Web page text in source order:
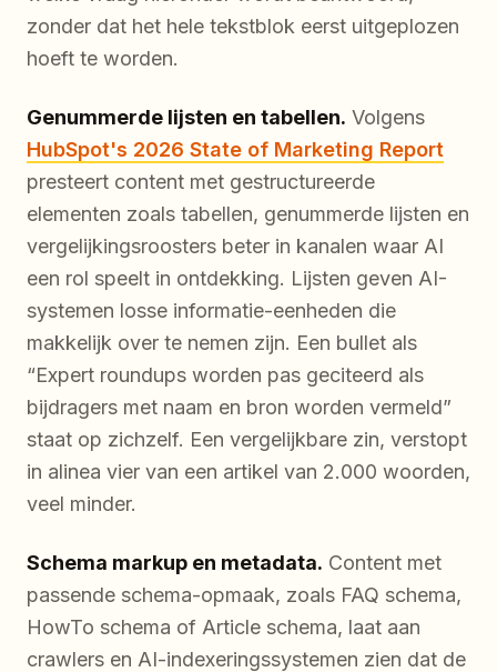
zonder dat het hele tekstblok eerst uitgeplozen
hoeft te worden.
Genummerde lijsten en tabellen. Volgens
HubSpot's 2026 State of Marketing Report
presteert content met gestructureerde
elementen zoals tabellen, genummerde lijsten en
vergelijkingsroosters beter in kanalen waar AI
een rol speelt in ontdekking. Lijsten geven AI-
systemen losse informatie-eenheden die
makkelijk over te nemen zijn. Een bullet als
“Expert roundups worden pas geciteerd als
bijdragers met naam en bron worden vermeld”
staat op zichzelf. Een vergelijkbare zin, verstopt
in alinea vier van een artikel van 2.000 woorden,
veel minder.
Schema markup en metadata. Content met
passende schema-opmaak, zoals FAQ schema,
HowTo schema of Article schema, laat aan
crawlers en AI-indexeringssystemen zien dat de